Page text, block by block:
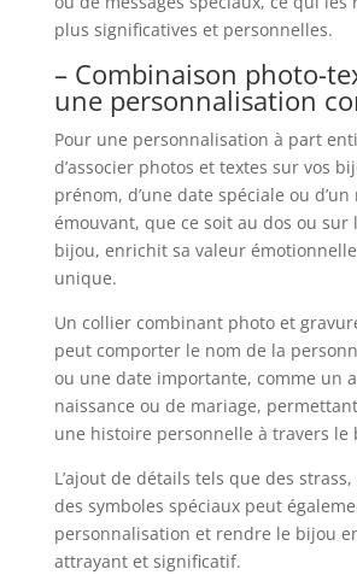
plus significatives et personnelles.
– Combinaison photo-
une personnalisation
Pour une personnalisation à part
d’associer photos et textes sur vos
prénom, d’une date spéciale ou d’un
émouvant, que ce soit au dos ou sur
bijou, enrichit sa valeur
unique.
Un collier combinant photo et
peut comporter le nom de la
ou une date importante, comme un
naissance ou de mariage,
une histoire personnelle à travers le
L’ajout de détails tels que des
des symboles spéciaux peut
personnalisation et rendre le bijou
attrayant et significatif.